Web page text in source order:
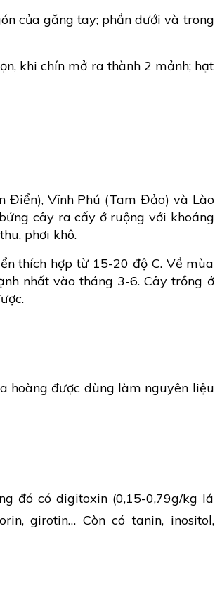
của găng tay; phần dưới và trong
khi chín mở ra thành 2 mảnh; hạt
Điển), Vĩnh Phú (Tam Đảo) và Lào
cây ra cấy ở ruộng với khoảng
phơi khô.
thích hợp từ 15-20 độ C. Về mùa
nhất vào tháng 3-6. Cây trồng ở
hoàng được dùng làm nguyên liệu
đó có digitoxin (0,15-0,79g/kg lá
girotin… Còn có tanin, inositol,